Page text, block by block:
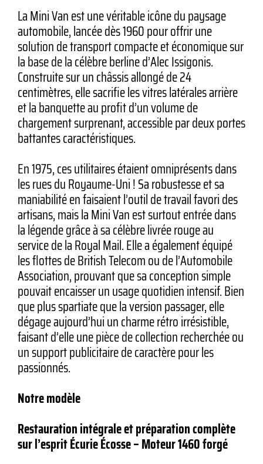
La Mini Van est une véritable icône du paysage
automobile, lancée dès 1960 pour offrir une
solution de transport compacte et économique sur
la base de la célèbre berline d’Alec Issigonis.
Construite sur un châssis allongé de 24
centimètres, elle sacrifie les vitres latérales arrière
et la banquette au profit d’un volume de
chargement surprenant, accessible par deux portes
battantes caractéristiques.
En 1975, ces utilitaires étaient omniprésents dans
les rues du Royaume-Uni ! Sa robustesse et sa
maniabilité en faisaient l’outil de travail favori des
artisans, mais la Mini Van est surtout entrée dans
la légende grâce à sa célèbre livrée rouge au
service de la Royal Mail. Elle a également équipé
les flottes de British Telecom ou de l’Automobile
Association, prouvant que sa conception simple
pouvait encaisser un usage quotidien intensif. Bien
que plus spartiate que la version passager, elle
dégage aujourd’hui un charme rétro irrésistible,
faisant d’elle une pièce de collection recherchée ou
un support publicitaire de caractère pour les
passionnés.
Notre modèle
Restauration intégrale et préparation complète
sur l’esprit Écurie Écosse – Moteur 1460 forgé